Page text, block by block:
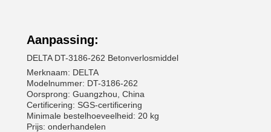
Aanpassing:
DELTA DT-3186-262 Betonverlosmiddel
Merknaam: DELTA
Modelnummer: DT-3186-262
Oorsprong: Guangzhou, China
Certificering: SGS-certificering
Minimale bestelhoeveelheid: 20 kg
Prijs: onderhandelen